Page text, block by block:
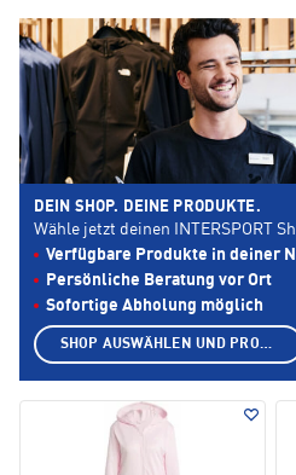
DEIN SHOP. DEINE PRODUKTE.
Wähle jetzt deinen INTERSPORT
Verfügbare Produkte in deiner
Persönliche Beratung vor Ort
Sofortige Abholung möglich
SHOP AUSWÄHLEN UND PRODUKTE ANZEIGEN